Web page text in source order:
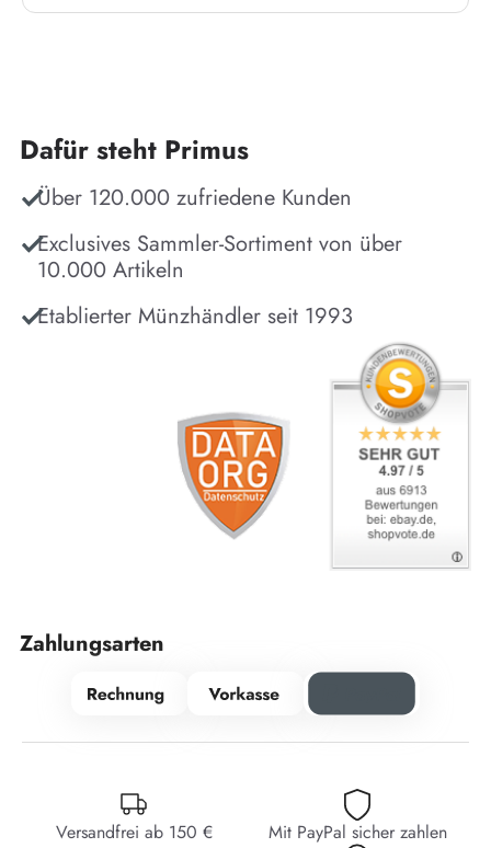
Dafür steht Primus
Über 120.000 zufriedene Kunden
Exclusives Sammler-Sortiment von über
10.000 Artikeln
Etablierter Münzhändler seit 1993
Zahlungsarten
Versandfrei ab 150 € Mit PayPal sicher zahlen